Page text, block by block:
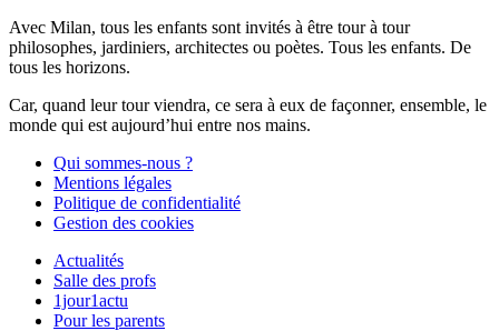
Avec Milan, tous les enfants sont invités à être tour à tour
philosophes, jardiniers, architectes ou poètes. Tous les enfants. De
tous les horizons.
Car, quand leur tour viendra, ce sera à eux de façonner, ensemble, le
monde qui est aujourd’hui entre nos mains.
Qui sommes-nous ?
Mentions légales
Politique de confidentialité
Gestion des cookies
Actualités
Salle des profs
1jour1actu
Pour les parents